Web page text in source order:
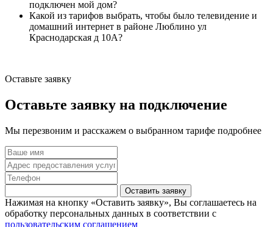
подключен мой дом?
Какой из тарифов выбрать, чтобы было телевидение и
домашний интернет в районе Люблино ул
Краснодарская д 10А?
Оставьте заявку
Оставьте заявку на подключение
Мы перезвоним и расскажем о выбранном тарифе подробнее
Оставить заявку
Нажимая на кнопку «Оставить заявку», Вы соглашаетесь на
обработку персональных данных в соответствии с
пользовательским соглашением